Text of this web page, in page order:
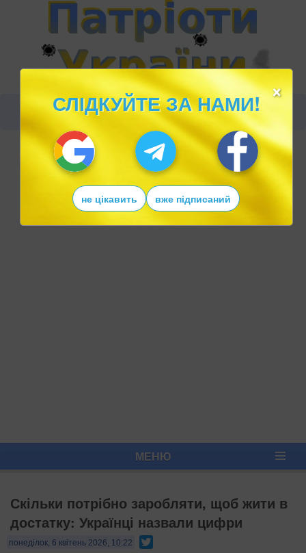
МЕНЮ
Скільки потрібно заробляти, щоб жити в
достатку: Українці назвали цифри
понеділок, 6 квітень 2026, 10:22
×
СЛІДКУЙТЕ ЗА НАМИ!
не цікавить вже підписаний